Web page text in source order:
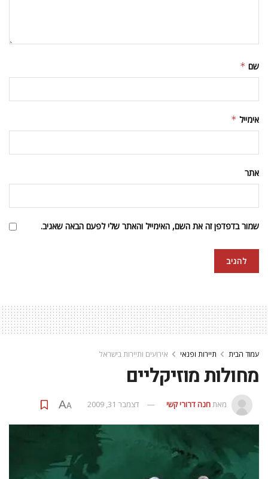
שם *
אימייל *
אתר
שמור בדפדפן זה את השם, האימייל והאתר שלי לפעם הבאה שאגיב.
עמוד הבית תיירות ופנאי אירועים ותיירות בישראל
מחולות מוזיקליים
מאתחנה דרורי קשי דצמבר 31, 2009 A
A